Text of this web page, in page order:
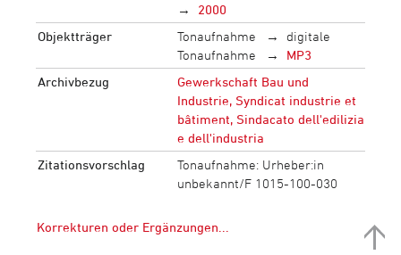
2000
Objektträger
Tonaufnahme
digitale
Tonaufnahme
MP3
Archivbezug
Gewerkschaft Bau und
Industrie, Syndicat industrie et
bâtiment, Sindacato dell'edilizia
e dell'industria
Zitationsvorschlag
Tonaufnahme: Urheber:in
unbekannt/F 1015-100-030
Korrekturen oder Ergänzungen...